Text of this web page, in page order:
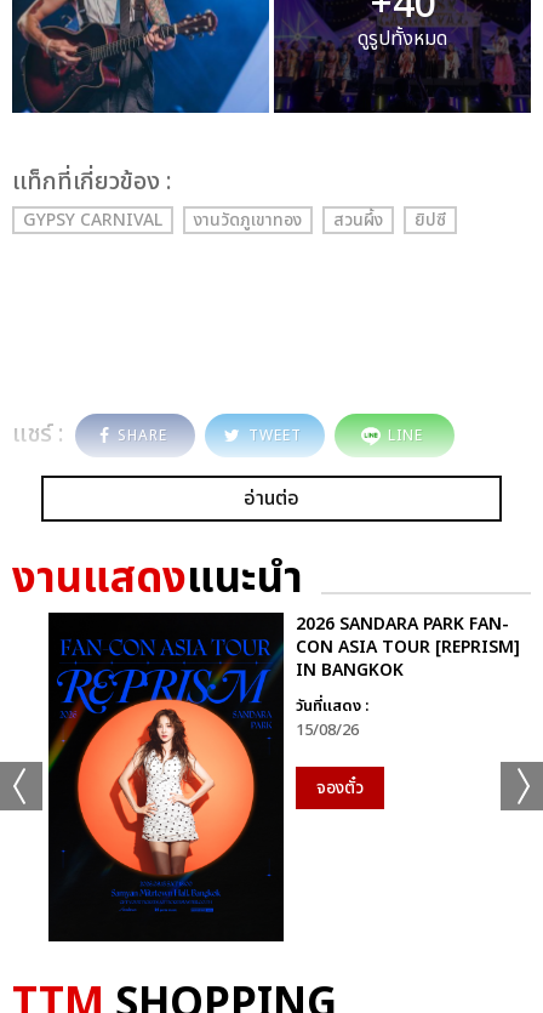
ดูรูปทั้งหมด
เเท็กที่เกี่ยวข้อง :
GYPSY CARNIVAL งานวัดภูเขาทอง สวนผึ้ง ยิปซี
แชร์ : SHARE TWEET LINE
อ่านต่อ
งานแสดงแนะนำ
2026 SANDARA PARK FAN-
CON ASIA TOUR [REPRISM]
IN BANGKOK
วันที่แสดง :
15/08/26
จองตั๋ว